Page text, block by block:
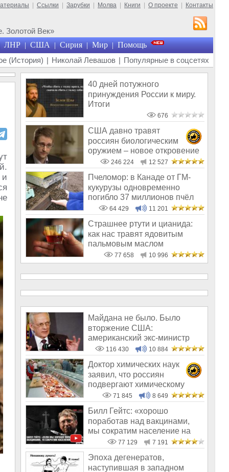
Ссылки Зарубки Молва Книги О проекте Контакты
Золотой Век»
ЛНР | США | Сирия | Мир | Помощь
(История) | Николай Левашов | Популярные в соцсетях
и
40 дней потужного
принуждения России к миру.
Итоги
676
США давно травят
россиян биологическим
оружием – новое откровение
Эдварда Сноудена
246 224 12 527
Пчеломор: в Канаде от ГМ-
кукурузы одновременно
погибло 37 миллионов пчёл
64 429 11 201
Страшнее ртути и цианида:
как нас травят ядовитым
пальмовым маслом
77 658 10 996
Майдана не было. Было
вторжение США:
американский экс-министр
написал открытое пись
116 430 10 884
Доктор химических наук
заявил, что россиян
подвергают химическому
геноциду71 845 8 649
Билл Гейтс: «хорошо
поработав над вакцинами,
мы сократим население на
10-15%»77 129 7 191
Эпоха дегенератов,
наступившая в западном